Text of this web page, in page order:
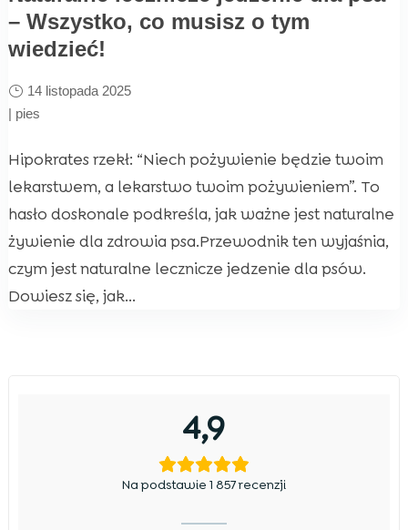
– Wszystko, co musisz o tym
wiedzieć!
14 listopada 2025
| pies
Hipokrates rzekł: “Niech pożywienie będzie twoim
lekarstwem, a lekarstwo twoim pożywieniem”. To
hasło doskonale podkreśla, jak ważne jest naturalne
żywienie dla zdrowia psa.Przewodnik ten wyjaśnia,
czym jest naturalne lecznicze jedzenie dla psów.
Dowiesz się, jak...
4,9
Na podstawie 1 857 recenzji